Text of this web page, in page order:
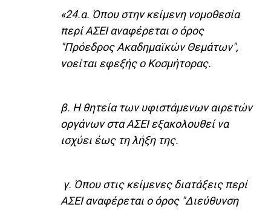
«24.α. Όπου στην κείμενη νομοθεσία
περί ΑΣΕΙ αναφέρεται ο όρος
"Πρόεδρος Ακαδημαϊκών Θεμάτων",
νοείται εφεξής ο Κοσμήτορας.
β. Η θητεία των υφιστάμενων αιρετών
οργάνων στα ΑΣΕΙ εξακολουθεί να
ισχύει έως τη λήξη της.
γ. Όπου στις κείμενες διατάξεις περί
ΑΣΕΙ αναφέρεται ο όρος "Διεύθυνση